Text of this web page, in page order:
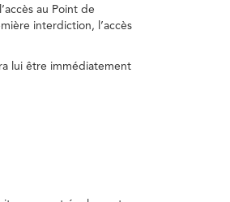
au Point de
interdiction, l’accès
lui être immédiatement